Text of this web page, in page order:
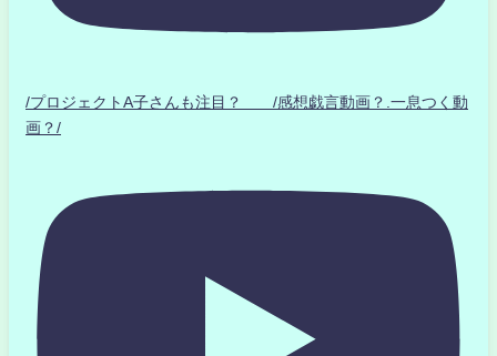
/プロジェクトA子さんも注目？ /感想戯言動画？.一息つく動
画？/